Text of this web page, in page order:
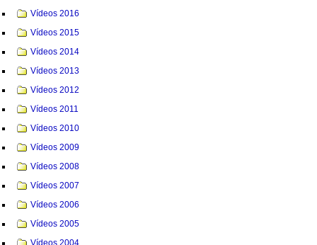
Vídeos 2016
Vídeos 2015
Vídeos 2014
Vídeos 2013
Vídeos 2012
Vídeos 2011
Vídeos 2010
Vídeos 2009
Vídeos 2008
Vídeos 2007
Vídeos 2006
Vídeos 2005
Vídeos 2004